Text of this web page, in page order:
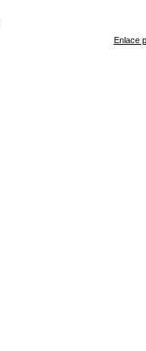
Enlace